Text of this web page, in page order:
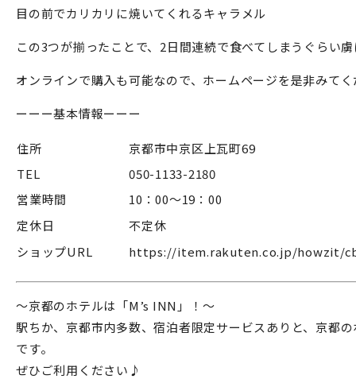
目の前でカリカリに焼いてくれるキャラメル
この3つが揃ったことで、2日間連続で食べてしまうぐらい
オンラインで購入も可能なので、 ホームページを是非みて
ーーー基本情報ーーー
住所
京都市中京区上瓦町69
TEL
050-1133-2180
営業時間
10：00～19：00
定休日
不定休
ショップURL
https://item.rakuten.co.jp/howzit/
～京都のホテルは「M’s INN」！～
駅ちか、京都市内多数、宿泊者限定サービスありと、京都
です。
ぜひご利用ください♪